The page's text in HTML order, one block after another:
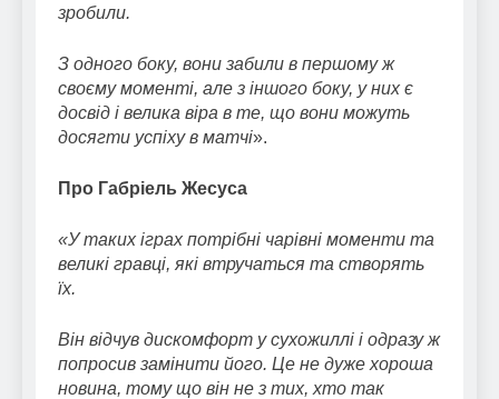
зробили.
З одного боку, вони забили в першому ж
своєму моменті, але з іншого боку, у них є
досвід і велика віра в те, що вони можуть
досягти успіху в матчі».
Про Габріель Жесуса
«У таких іграх потрібні чарівні моменти та
великі гравці, які втручаться та створять
їх.
Він відчув дискомфорт у сухожиллі і одразу ж
попросив замінити його. Це не дуже хороша
новина, тому що він не з тих, хто так